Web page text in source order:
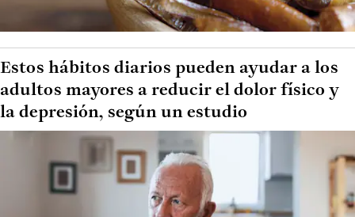
Estos hábitos diarios pueden ayudar a los
adultos mayores a reducir el dolor físico y
la depresión, según un estudio